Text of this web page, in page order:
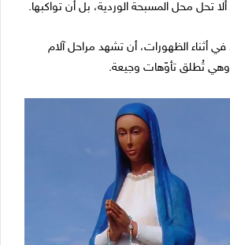
تحل محل المسبحة الوردية، بل أن تواكبها.
أثناء الظهورات، أن تشهد مراحل آلام
تُطلق تأوّهات وجيعة.